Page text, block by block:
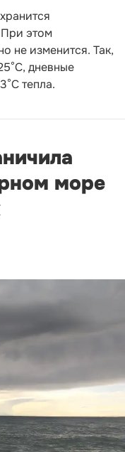
этом
не изменится. Так,
дневные
тепла.
море